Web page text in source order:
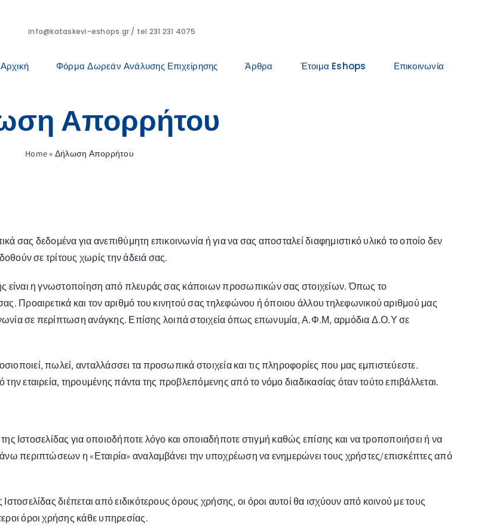
info@kataskevi-eshops.gr / tel 231 231 4075
Αρχική Φόρμα Δωρεάν Ανάλυσης Επιχείρησης Άρθρα Έτοιμα Eshops Επικοινωνία
Απορρήτου
Home » Δήλωση Απορρήτου
δεδομένα για ανεπιθύμητη επικοινωνία ή για να σας αποσταλεί διαφημιστικό υλικό το οποίο δεν
σε τρίτους χωρίς την άδειά σας.
είναι η γνωστοποίηση από πλευράς σας κάποιων προσωπικών σας στοιχείων. Όπως το
Προαιρετικά και τον αριθμό του κινητού σας τηλεφώνου ή όποιου άλλου τηλεφωνικού αριθμού μας
σε περίπτωση ανάγκης. Επίσης λοιπά στοιχεία όπως επωνυμία, Α.Φ.Μ, αρμόδια Δ.Ο.Υ σε
πωλεί, ανταλλάσσει τα προσωπικά στοιχεία και τις πληροφορίες που μας εμπιστεύεστε.
εταιρεία, τηρουμένης πάντα της προβλεπόμενης από το νόμο διαδικασίας όταν τούτο επιβάλλεται.
Ιστοσελίδας για οποιοδήποτε λόγο και οποιαδήποτε στιγμή καθώς επίσης και να τροποποιήσει ή να
περιπτώσεων η «Εταιρία» αναλαμβάνει την υποχρέωση να ενημερώνει τους χρήστες/επισκέπτες από
διέπεται από ειδικότερους όρους χρήσης, οι όροι αυτοί θα ισχύουν από κοινού με τους
όροι χρήσης κάθε υπηρεσίας.